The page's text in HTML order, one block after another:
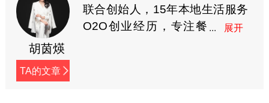
胡茵煐
TA的文章
联合创始人，15年本地生活服务
O2O创业经历，专注餐